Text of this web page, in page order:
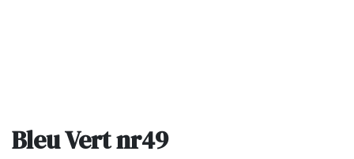
Bleu Vert nr49